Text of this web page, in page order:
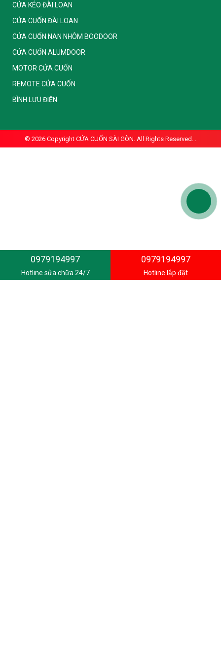
CỬA KÉO ĐÀI LOAN
CỬA CUỐN ĐÀI LOAN
CỬA CUỐN NAN NHÔM BOODOOR
CỬA CUỐN ALUMDOOR
MOTOR CỬA CUỐN
REMOTE CỬA CUỐN
BÌNH LƯU ĐIỆN
© 2026 Copyright CỬA CUỐN SÀI GÒN. All Rights Reserved. .
0979194997
Hotline sửa chữa 24/7
0979194997
Hotline lắp đặt